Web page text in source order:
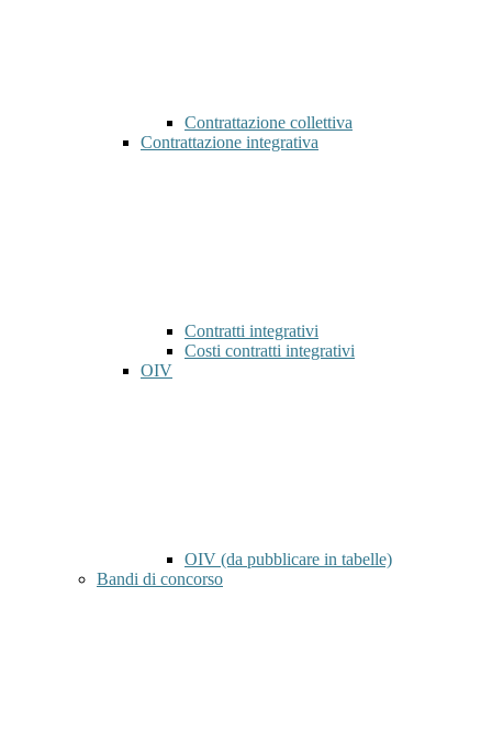
Contrattazione collettiva
Contrattazione integrativa
Contratti integrativi
Costi contratti integrativi
OIV
OIV (da pubblicare in tabelle)
Bandi di concorso